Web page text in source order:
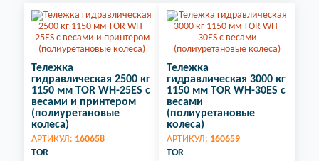
Тележка
гидравлическая 2500 кг
1150 мм TOR WH-25ES с
весами и принтером
(полиуретановые
колеса)
АРТИКУЛ: 160658
TOR
Тележка
гидравлическая 3000 кг
1150 мм TOR WH-30ES с
весами
(полиуретановые
колеса)
АРТИКУЛ: 160659
TOR